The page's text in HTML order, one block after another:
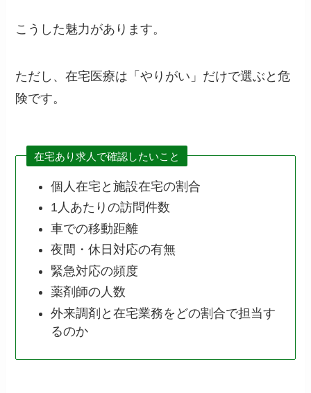
こうした魅力があります。
ただし、在宅医療は「やりがい」だけで選ぶと危
険です。
在宅あり求人で確認したいこと
個人在宅と施設在宅の割合
1人あたりの訪問件数
車での移動距離
夜間・休日対応の有無
緊急対応の頻度
薬剤師の人数
外来調剤と在宅業務をどの割合で担当す
るのか